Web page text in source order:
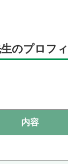
のプロフ
内容